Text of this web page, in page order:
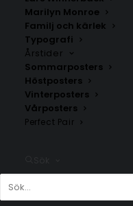
Marilyn Monroe
Familj och kärlek
Typografi
Årstider
Sommarposters
Höstposters
Vinterposters
Vårposters
Perfect Pair
Fr.200.00kr